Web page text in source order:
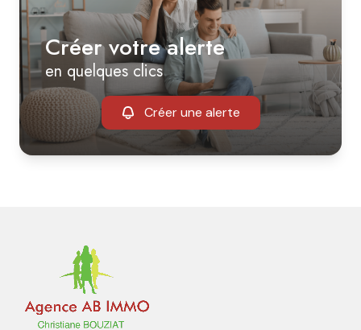
Créer votre alerte
en quelques clics
Créer une alerte